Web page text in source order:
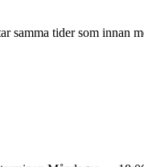
tider som innan